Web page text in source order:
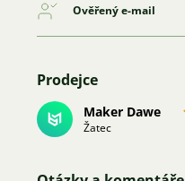
Ověřený e-mail
Prodejce
Maker Dawe
Žatec